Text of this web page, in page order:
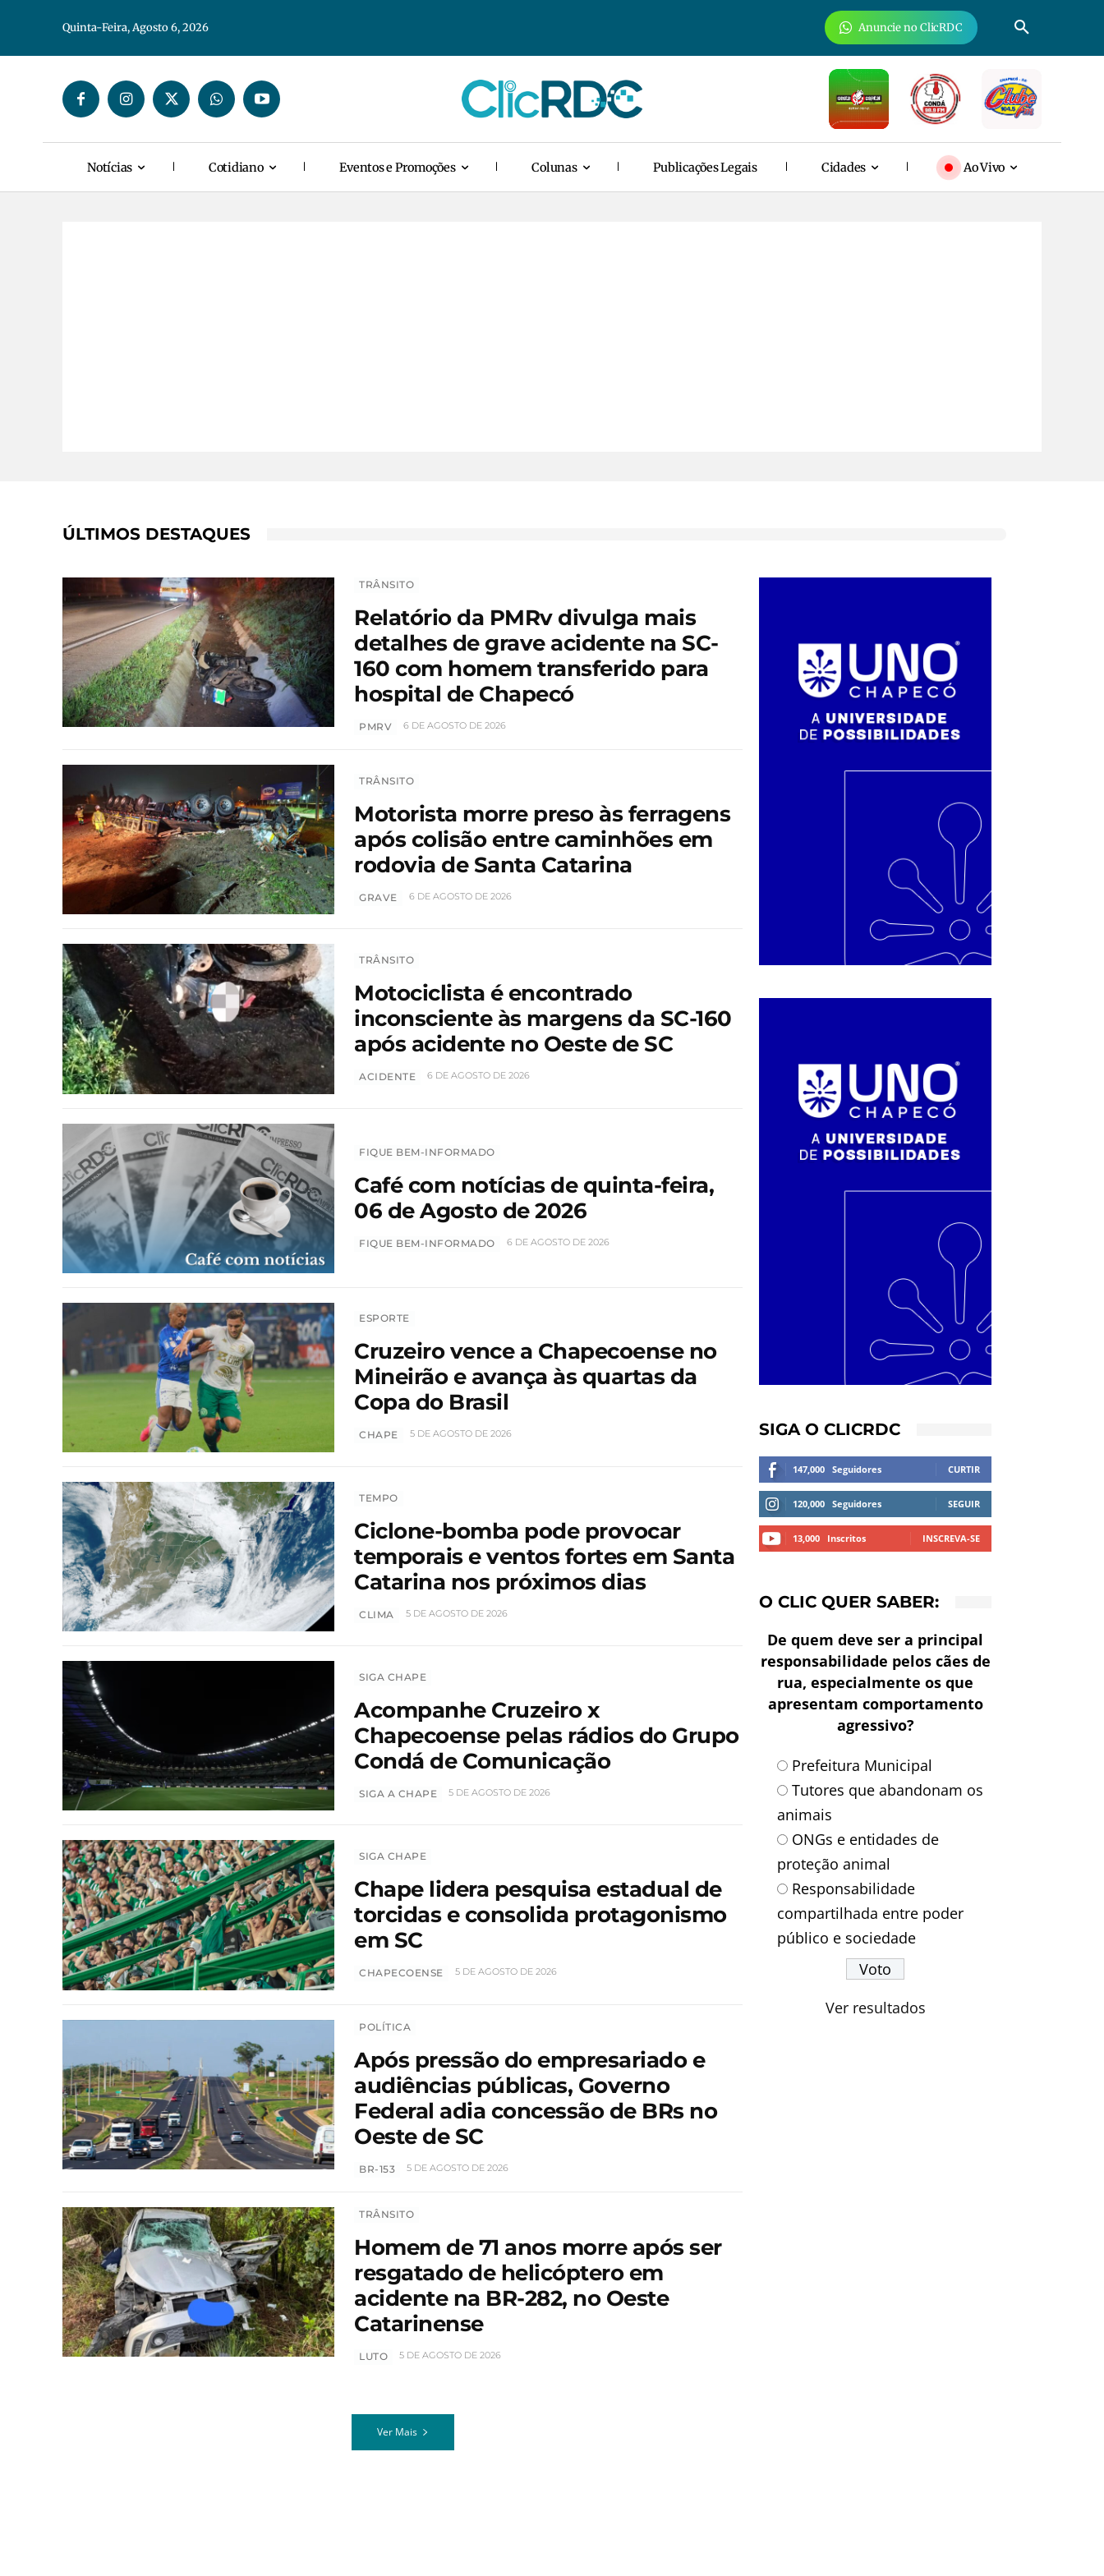
Quinta-Feira, Agosto 6, 2026 Anuncie no ClicRDC
Notícias Cotidiano Eventos e Promoções Colunas Publicações Legais Cidades Ao Vivo
ÚLTIMOS DESTAQUES
TRÂNSITO
Relatório da PMRv divulga mais
detalhes de grave acidente na SC-
160 com homem transferido para
hospital de Chapecó
PMRV 6 DE AGOSTO DE 2026
TRÂNSITO
Motorista morre preso às ferragens
após colisão entre caminhões em
rodovia de Santa Catarina
GRAVE 6 DE AGOSTO DE 2026
TRÂNSITO
Motociclista é encontrado
inconsciente às margens da SC-160
após acidente no Oeste de SC
ACIDENTE 6 DE AGOSTO DE 2026
FIQUE BEM-INFORMADO
Café com notícias de quinta-feira,
06 de Agosto de 2026
FIQUE BEM-INFORMADO 6 DE AGOSTO DE 2026
ESPORTE
Cruzeiro vence a Chapecoense no
Mineirão e avança às quartas da
Copa do Brasil
CHAPE 5 DE AGOSTO DE 2026
TEMPO
Ciclone-bomba pode provocar
temporais e ventos fortes em Santa
Catarina nos próximos dias
CLIMA 5 DE AGOSTO DE 2026
SIGA CHAPE
Acompanhe Cruzeiro x
Chapecoense pelas rádios do Grupo
Condá de Comunicação
SIGA A CHAPE 5 DE AGOSTO DE 2026
SIGA CHAPE
Chape lidera pesquisa estadual de
torcidas e consolida protagonismo
em SC
CHAPECOENSE 5 DE AGOSTO DE 2026
POLÍTICA
Após pressão do empresariado e
audiências públicas, Governo
Federal adia concessão de BRs no
Oeste de SC
BR-153 5 DE AGOSTO DE 2026
TRÂNSITO
Homem de 71 anos morre após ser
resgatado de helicóptero em
acidente na BR-282, no Oeste
Catarinense
LUTO 5 DE AGOSTO DE 2026
Ver Mais
SIGA O CLICRDC
147,000 Seguidores CURTIR
120,000 Seguidores SEGUIR
13,000 Inscritos INSCREVA-SE
O CLIC QUER SABER:
De quem deve ser a principal
responsabilidade pelos cães de
rua, especialmente os que
apresentam comportamento
agressivo?
Prefeitura Municipal
Tutores que abandonam os
animais
ONGs e entidades de
proteção animal
Responsabilidade
compartilhada entre poder
público e sociedade
Ver resultados